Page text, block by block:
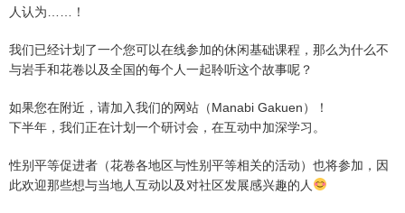
人认为……！
我们已经计划了一个您可以在线参加的休闲基础课程，那么为什么不
与岩手和花卷以及全国的每个人一起聆听这个故事呢？
如果您在附近，请加入我们的网站（Manabi Gakuen）！
下半年，我们正在计划一个研讨会，在互动中加深学习。
性别平等促进者（花卷各地区与性别平等相关的活动）也将参加，因
此欢迎那些想与当地人互动以及对社区发展感兴趣的人